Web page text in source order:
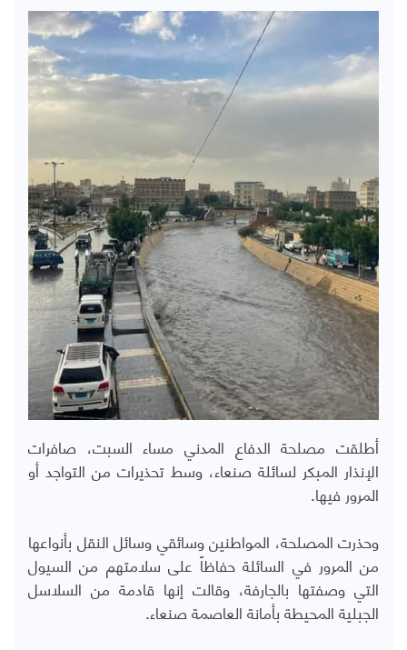
أطلقت مصلحة الدفاع المدني مساء السبت، صافرات
الإنذار المبكر لسائلة صنعاء، وسط تحذيرات من التواجد أو
المرور فيها.
وحذرت المصلحة، المواطنين وسائقي وسائل النقل بأنواعها
من المرور في السائلة حفاظاً على سلامتهم من السيول
التي وصفتها بالجارفة، وقالت إنها قادمة من السلاسل
الجبلية المحيطة بأمانة العاصمة صنعاء.